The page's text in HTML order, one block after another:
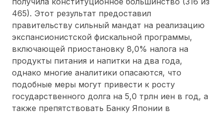
465). Этот результат предоставил
правительству сильный мандат на реализацию
экспансионистской фискальной программы,
включающей приостановку 8,0% налога на
продукты питания и напитки на два года,
однако многие аналитики опасаются, что
подобные меры могут привести к росту
государственного долга на 5,0 трлн иен в год, а
также препятствовать Банку Японии в